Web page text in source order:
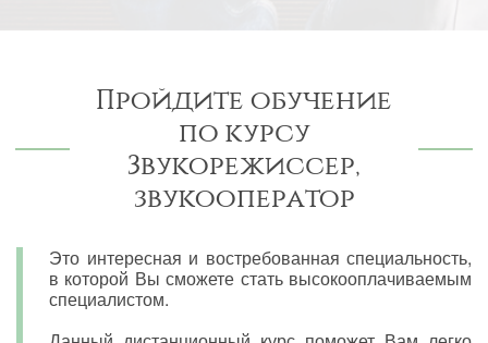
Пройдите обучение
по курсу
Звукорежиссер,
звукооператор
Это интересная и востребованная специальность,
в которой Вы сможете стать высокооплачиваемым
специалистом.